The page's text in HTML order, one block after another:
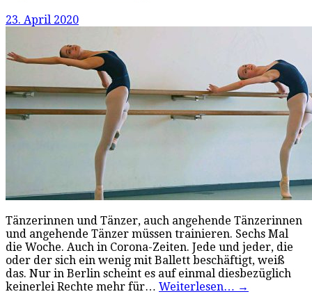
23. April 2020
Tänzerinnen und Tänzer, auch angehende Tänzerinnen
und angehende Tänzer müssen trainieren. Sechs Mal
die Woche. Auch in Corona-Zeiten. Jede und jeder, die
oder der sich ein wenig mit Ballett beschäftigt, weiß
das. Nur in Berlin scheint es auf einmal diesbezüglich
keinerlei Rechte mehr für… Weiterlesen… →